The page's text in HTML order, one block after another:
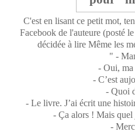
C'est en lisant ce petit mot,
Facebook de l'auteure (posté
décidée à lire Même les
" -
- Oui, ma
- C’est
- Quoi
- Le livre. J’ai écrit une
- Ça alors ! Mais quel
-